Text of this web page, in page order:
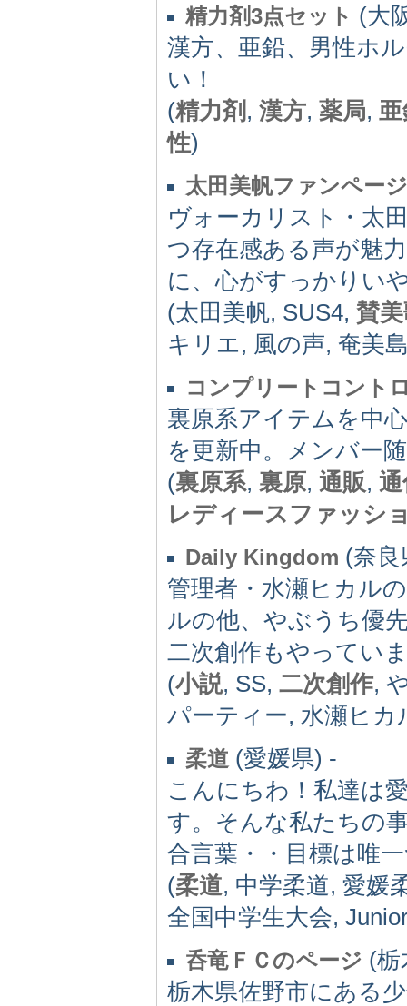
精力剤3点セット (大
漢方、亜鉛、男性ホ
い！
(精力剤 , 漢方, 薬局,
性)
太田美帆ファンページ
ヴォーカリスト・太
つ存在感ある声が魅
に、心がすっかりい
(太田美帆, SUS4, 賛
キリエ, 風の声, 奄美
コンプリートコント
裏原系アイテムを中
を更新中。メンバー
(裏原系, 裏原, 通販,
レディースファッシ
Daily Kingdom (奈良
管理者・水瀬ヒカル
ルの他、やぶうち優
二次創作もやってい
(小説, SS, 二次創作,
パーティー, 水瀬ヒ
柔道 (愛媛県) -
こんにちわ！私達は
す。そんな私たちの
合言葉・・目標は唯
(柔道, 中学柔道, 愛媛
全国中学生大会,
呑竜ＦＣのページ (栃
栃木県佐野市にある